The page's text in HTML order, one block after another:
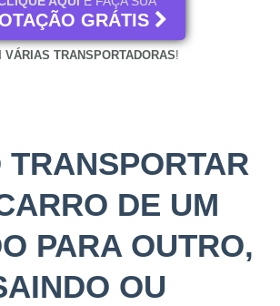
GRÁTIS
VÁRIAS TRANSPORTADORAS!
TRANSPORTAR
DE UM
PARA OUTRO,
OU